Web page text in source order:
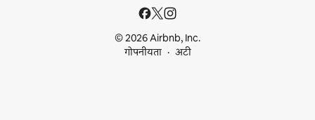
© 2026 Airbnb, Inc.
गोपनीयता
अटी